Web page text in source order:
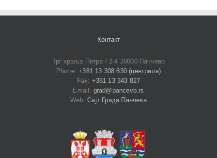
Контакт
Трг краља Петра I 2-4 26000 Панчево
Phone:+381 13 308 830 (централа)
Fax: +381 13 343 827
Email: grad@pancevo.rs
Web:Сајт Града Панчева